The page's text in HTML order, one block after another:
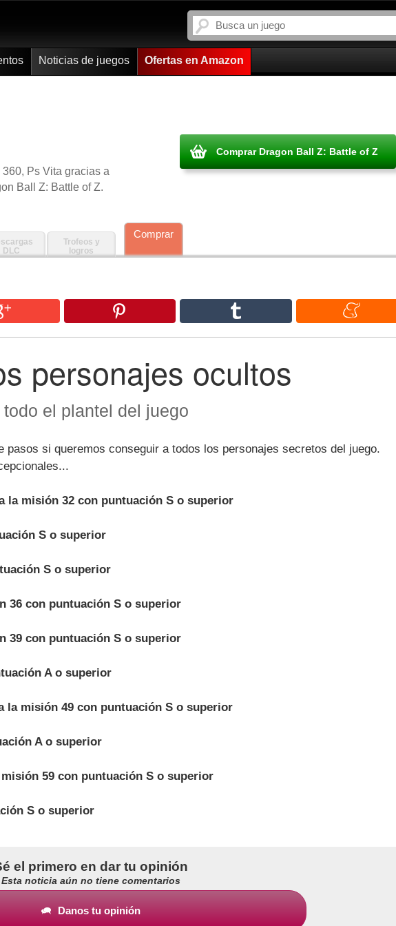
Noticias de juegos Ofertas en Amazon
Ps Vita gracias a
Ball Z: Battle of Z.
Comprar Dragon Ball Z: Battle of Z
DLC
Trofeos y
logros
Comprar
personajes ocultos
el plantel del juego
pasos si queremos conseguir a todos los personajes secretos del juego.
la misión 32 con puntuación S o superior
S o superior
S o superior
36 con puntuación S o superior
39 con puntuación S o superior
A o superior
la misión 49 con puntuación S o superior
A o superior
59 con puntuación S o superior
S o superior
el primero en dar tu opinión
Esta noticia aún no tiene comentarios
Danos tu opinión